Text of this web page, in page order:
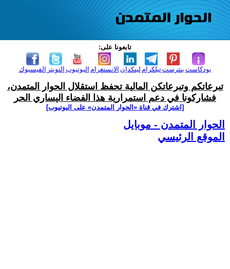
تابعونا على:
الفيسبوك التويتر اليوتيوب الانستغرام لينكدإن تيلكرامبنترست بودكاست
تبرعاتكم وتبرعاتكن المالية تحفظ استقلال الحوار المتمدن،
فشاركونا في دعم استمرارية هذا الفضاء اليساري الحر
[اشترك في قناة ‫«الحوار المتمدن» على اليوتيوب]
الحوار المتمدن - موبايل
الموقع الرئيسي